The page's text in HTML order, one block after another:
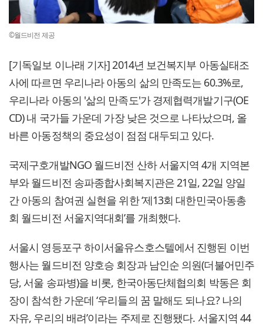
©월드비전 제공
[기독일보 이나래 기자] 2014년 보건복지부 아동실태조
사에 따르면 우리나라 아동의 삶의 만족도는 60.3%로,
우리나라 아동의 '삶의 만족도'가 경제협력개발기구(OE
CD) 내 국가들 가운데 가장 낮은 것으로 나타났으며, 올
바른 아동정책의 중요성이 점점 대두되고 있다.
국제구호개발NGO 월드비전 산하 서울지역 4개 지역본
부와 월드비전 송파종합사회복지관은 21일, 22일 양일
간 아동의 참여권 실현을 위한 ‘제13회 대한민국아동총
회 월드비전 서울지역대회’를 개최했다.
서울시 영등포구 하이서울유스호스텔에서 진행된 이번
행사는 월드비전 양호승 회장과 남인순 의원(더불어민주
당, 서울 송파병)을 비롯, 한국아동단체협의회 박동은 회
장이 참석한 가운데 ‘우리들의 꿈 말해도 되나요? 나의
자유, 우리의 배려’이라는 주제로 진행됐다. 서울지역 44